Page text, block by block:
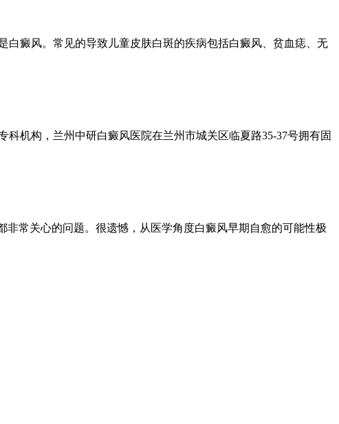
癜风。常见的导致儿童皮肤白斑的疾病包括白癜风、贫血痣、无
机构，兰州中研白癜风医院在兰州市城关区临夏路35-37号拥有固
常关心的问题。很遗憾，从医学角度白癜风早期自愈的可能性极